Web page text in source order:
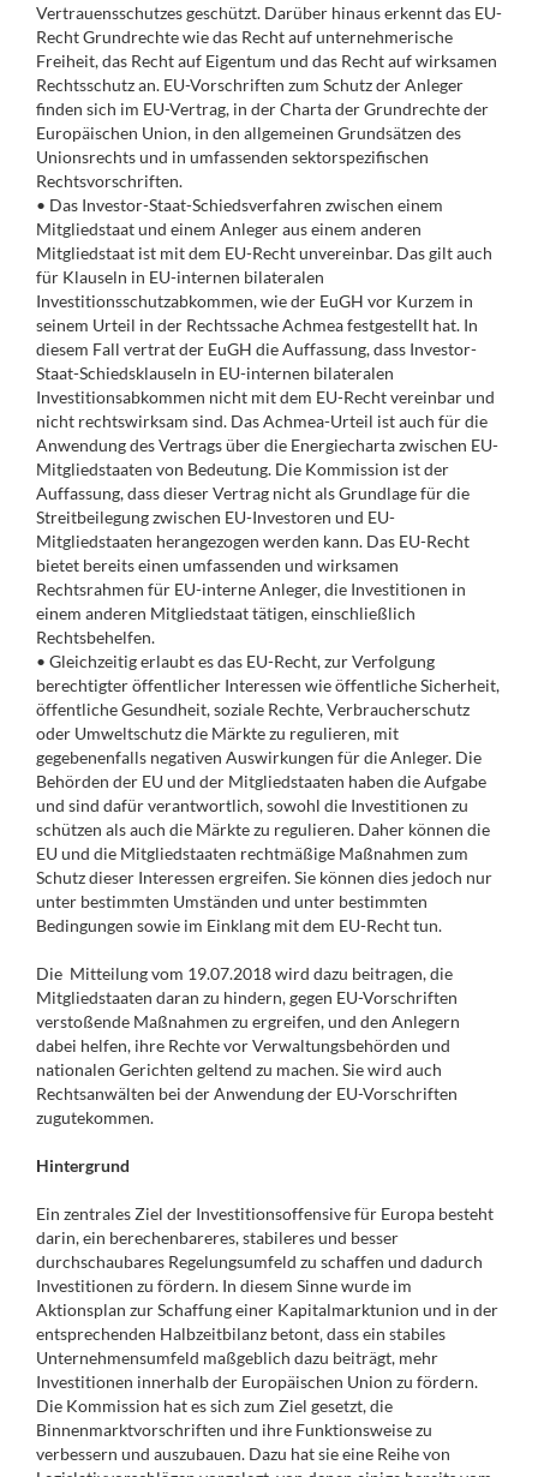
Vertrauensschutzes geschützt. Darüber hinaus erkennt das EU-
Recht Grundrechte wie das Recht auf unternehmerische
Freiheit, das Recht auf Eigentum und das Recht auf wirksamen
Rechtsschutz an. EU-Vorschriften zum Schutz der Anleger
finden sich im EU-Vertrag, in der Charta der Grundrechte der
Europäischen Union, in den allgemeinen Grundsätzen des
Unionsrechts und in umfassenden sektorspezifischen
Rechtsvorschriften.
• Das Investor-Staat-Schiedsverfahren zwischen einem
Mitgliedstaat und einem Anleger aus einem anderen
Mitgliedstaat ist mit dem EU-Recht unvereinbar. Das gilt auch
für Klauseln in EU-internen bilateralen
Investitionsschutzabkommen, wie der EuGH vor Kurzem in
seinem Urteil in der Rechtssache Achmea festgestellt hat. In
diesem Fall vertrat der EuGH die Auffassung, dass Investor-
Staat-Schiedsklauseln in EU-internen bilateralen
Investitionsabkommen nicht mit dem EU-Recht vereinbar und
nicht rechtswirksam sind. Das Achmea-Urteil ist auch für die
Anwendung des Vertrags über die Energiecharta zwischen EU-
Mitgliedstaaten von Bedeutung. Die Kommission ist der
Auffassung, dass dieser Vertrag nicht als Grundlage für die
Streitbeilegung zwischen EU-Investoren und EU-
Mitgliedstaaten herangezogen werden kann. Das EU-Recht
bietet bereits einen umfassenden und wirksamen
Rechtsrahmen für EU-interne Anleger, die Investitionen in
einem anderen Mitgliedstaat tätigen, einschließlich
Rechtsbehelfen.
• Gleichzeitig erlaubt es das EU-Recht, zur Verfolgung
berechtigter öffentlicher Interessen wie öffentliche Sicherheit,
öffentliche Gesundheit, soziale Rechte, Verbraucherschutz
oder Umweltschutz die Märkte zu regulieren‚ mit
gegebenenfalls negativen Auswirkungen für die Anleger. Die
Behörden der EU und der Mitgliedstaaten haben die Aufgabe
und sind dafür verantwortlich, sowohl die Investitionen zu
schützen als auch die Märkte zu regulieren. Daher können die
EU und die Mitgliedstaaten rechtmäßige Maßnahmen zum
Schutz dieser Interessen ergreifen. Sie können dies jedoch nur
unter bestimmten Umständen und unter bestimmten
Bedingungen sowie im Einklang mit dem EU-Recht tun.
Die Mitteilung vom 19.07.2018 wird dazu beitragen, die
Mitgliedstaaten daran zu hindern, gegen EU-Vorschriften
verstoßende Maßnahmen zu ergreifen, und den Anlegern
dabei helfen, ihre Rechte vor Verwaltungsbehörden und
nationalen Gerichten geltend zu machen. Sie wird auch
Rechtsanwälten bei der Anwendung der EU-Vorschriften
zugutekommen.
Hintergrund
Ein zentrales Ziel der Investitionsoffensive für Europa besteht
darin, ein berechenbareres, stabileres und besser
durchschaubares Regelungsumfeld zu schaffen und dadurch
Investitionen zu fördern. In diesem Sinne wurde im
Aktionsplan zur Schaffung einer Kapitalmarktunion und in der
entsprechenden Halbzeitbilanz betont‚ dass ein stabiles
Unternehmensumfeld maßgeblich dazu beiträgt, mehr
Investitionen innerhalb der Europäischen Union zu fördern.
Die Kommission hat es sich zum Ziel gesetzt, die
Binnenmarktvorschriften und ihre Funktionsweise zu
verbessern und auszubauen. Dazu hat sie eine Reihe von